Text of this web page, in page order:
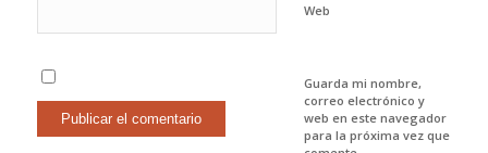
Web
Guarda mi nombre,
correo electrónico y
web en este navegador
para la próxima vez que